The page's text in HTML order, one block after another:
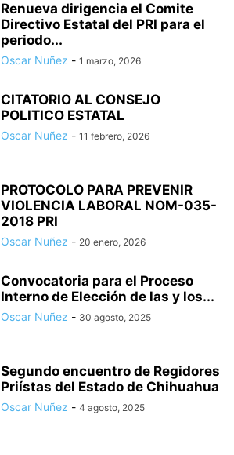
Renueva dirigencia el Comite
Directivo Estatal del PRI para el
periodo...
Oscar Nuñez - 1 marzo, 2026
CITATORIO AL CONSEJO
POLITICO ESTATAL
Oscar Nuñez - 11 febrero, 2026
PROTOCOLO PARA PREVENIR
VIOLENCIA LABORAL NOM-035-
2018 PRI
Oscar Nuñez - 20 enero, 2026
Convocatoria para el Proceso
Interno de Elección de las y los...
Oscar Nuñez - 30 agosto, 2025
Segundo encuentro de Regidores
Priístas del Estado de Chihuahua
Oscar Nuñez - 4 agosto, 2025